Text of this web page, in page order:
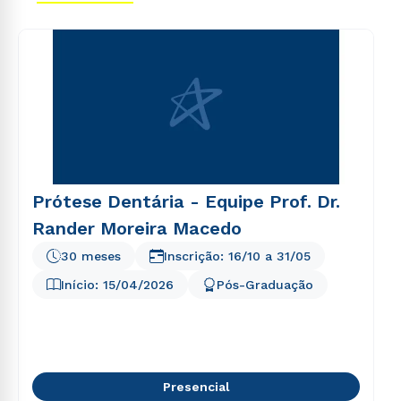
consequuntur magni dolores eos qui ratione
Prótese Dentária - Equipe Prof. Dr.
Rander Moreira Macedo
Início: 15/04/2026
30 meses
Pós-Graduação
Inscrição: 16/10 a 31/05
Presencial